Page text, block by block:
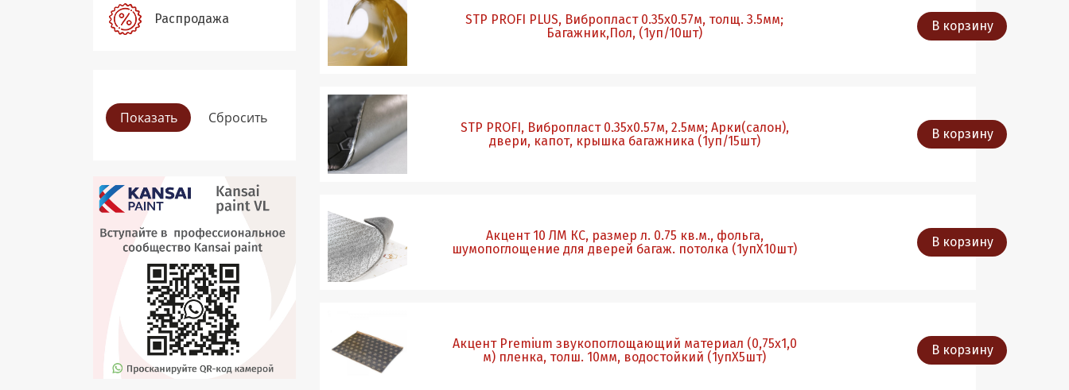
Распродажа
STP PROFI PLUS, Вибропласт 0.35х0.57м, толщ. 3.5мм;
Багажник,Пол, (1уп/10шт)
В корзину
STP PROFI, Вибропласт 0.35х0.57м, 2.5мм; Арки(салон),
двери, капот, крышка багажника (1уп/15шт)
В корзину
Акцент 10 ЛМ КС, размер л. 0.75 кв.м., фольга,
шумопоглощение для дверей багаж. потолка (1упХ10шт)
В корзину
Акцент Premium звукопоглощающий материал (0,75х1,0
м) пленка, толш. 10мм, водостойкий (1упХ5шт)
В корзину